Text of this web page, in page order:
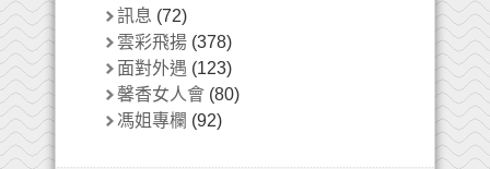
訊息 (72)
雲彩飛揚 (378)
面對外遇 (123)
馨香女人會 (80)
馮姐專欄 (92)